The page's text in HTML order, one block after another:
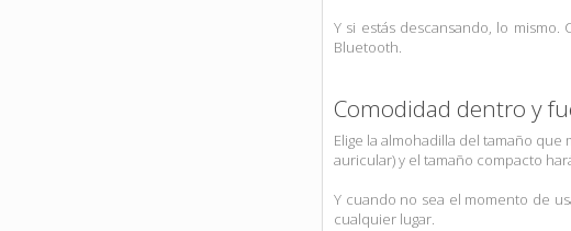
Y si estás descansando, lo
Bluetooth.
Comodidad dentro y
Elige la almohadilla del tamaño
auricular) y el tamaño compacto
Y cuando no sea el momento de
cualquier lugar.